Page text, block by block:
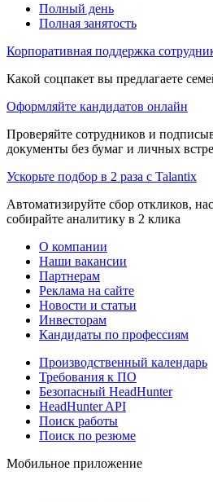
Полный день
Полная занятость
Корпоративная поддержка
Какой соцпакет вы предлагаете
Оформляйте кандидатов онлайн
Проверяйте сотрудников и
документы без бумаг и личных
Ускорьте подбор в 2 раза с Talantix
Автоматизируйте сбор откликов,
собирайте аналитику в 2 клика
О компании
Наши вакансии
Партнерам
Реклама на сайте
Новости и статьи
Инвесторам
Кандидаты по профессиям
Производственный календарь
Требования к ПО
Безопасный HeadHunter
HeadHunter API
Поиск работы
Поиск по резюме
Мобильное приложение